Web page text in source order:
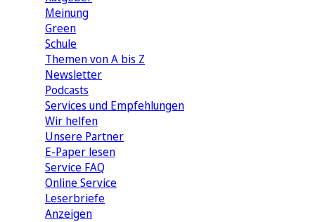
Meinung
Green
Schule
Themen von A bis Z
Newsletter
Podcasts
Services und Empfehlungen
Wir helfen
Unsere Partner
E-Paper lesen
Service FAQ
Online Service
Leserbriefe
Anzeigen